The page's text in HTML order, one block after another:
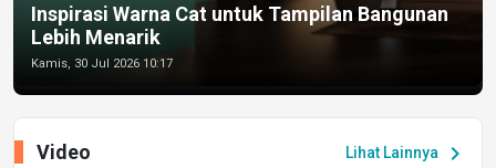
Inspirasi Warna Cat untuk Tampilan Bangunan
Lebih Menarik
Kamis, 30 Jul 2026 10:17
Lihat Lainnya chevron_right
Video